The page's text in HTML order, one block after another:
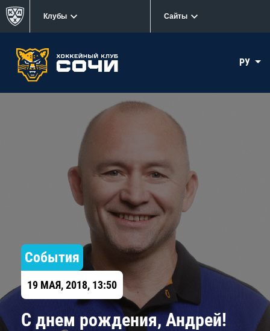
Клубы Сайты
РУ
События
19 МАЯ, 2018, 13:50
С днем рождения, Андрей!